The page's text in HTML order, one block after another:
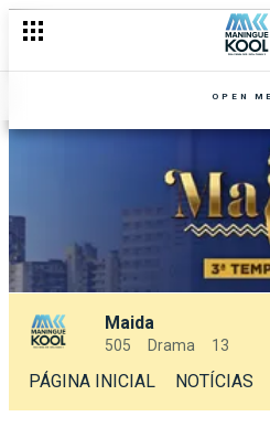
OPEN
Maida
505 Drama 13
PÁGINA INICIAL NOTÍCIAS